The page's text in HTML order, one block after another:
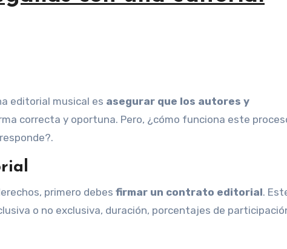
editorial musical es asegurar que los autores y
correcta y oportuna. Pero, ¿cómo funciona este
primero debes firmar un contrato editorial.
o no exclusiva, duración, porcentajes de